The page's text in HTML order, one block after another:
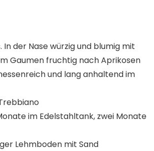
In der Nase würzig und blumig mit
Gaumen fruchtig nach Aprikosen
und lang anhaltend im
im Edelstahltank, zwei Monate
Lehmboden mit Sand